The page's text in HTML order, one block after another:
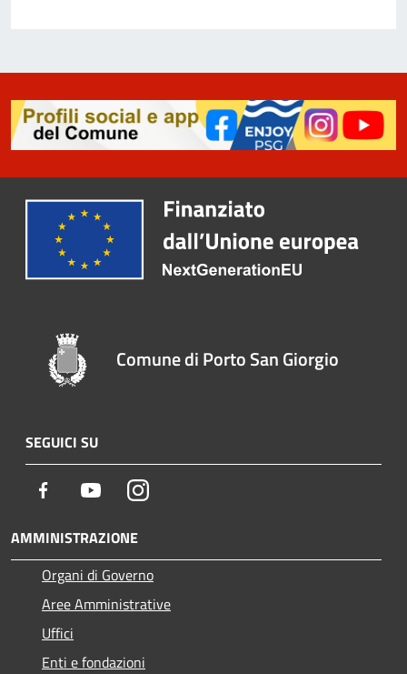
Comune di Porto San Giorgio
SEGUICI SU
Facebook YoutubeInstagram
AMMINISTRAZIONE
Organi di Governo
Aree Amministrative
Uffici
Enti e fondazioni